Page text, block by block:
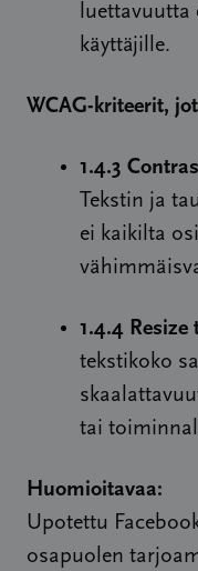
luettavuutta
käyttäjille.
WCAG-kriteerit,
1.4.3
Tekstin ja
ei kaikilta
1.4.4 Resize
tekstikoko
tai
Huomioitavaa:
Upotettu
osapuolen